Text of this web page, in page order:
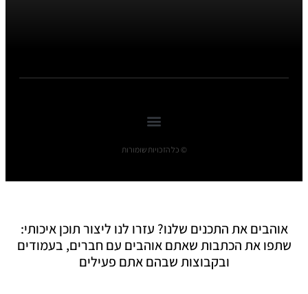
© כל הזכויות שומורות
אוהבים את התכנים שלנו? עזרו לנו ליצור תוכן איכותי:
שתפו את הכתבות שאתם אוהבים עם חברים, בעמודים
ובקבוצות שבהם אתם פעילים